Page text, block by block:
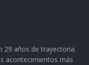
29 años de trayectoria.
acontecimientos más